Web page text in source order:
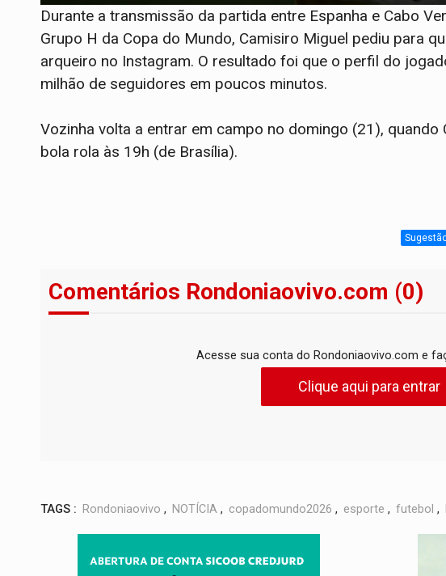
Durante a transmissão da partida entre Espanha e Cabo
Grupo H da Copa do Mundo, Camisiro Miguel pediu para
arqueiro no Instagram. O resultado foi que o perfil do
milhão de seguidores em poucos minutos.
Vozinha volta a entrar em campo no domingo (21), quando
bola rola às 19h (de Brasília).
Comentários Rondoniaovivo.com (0)
Acesse sua conta do Rondoniaovivo.com e
Clique aqui para entrar
TAGS : Rondoniaovivo , NOTÍCIA , copadomundo2026 , esporte , futebol ,